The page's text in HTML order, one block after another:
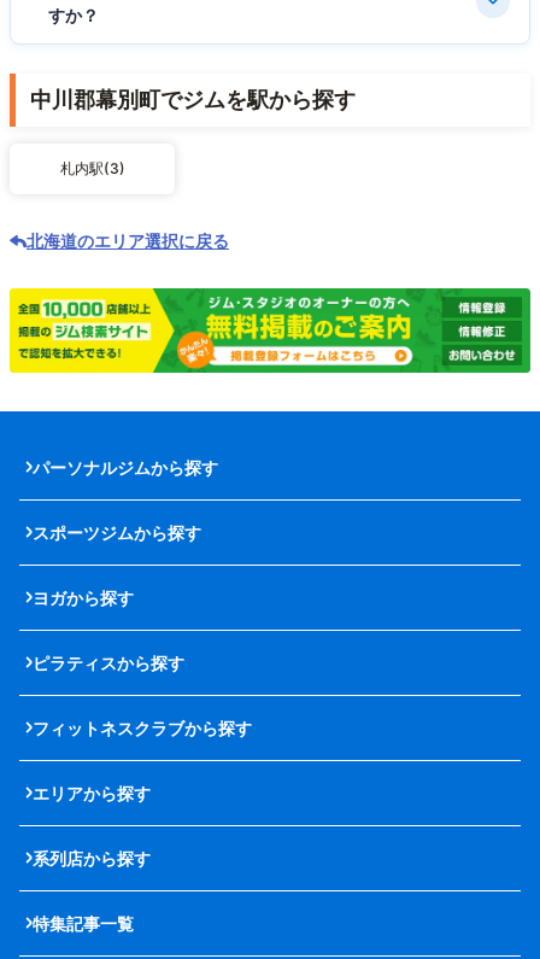
すか？
中川郡幕別町でジムを駅から探す
札内駅(3)
北海道のエリア選択に戻る
パーソナルジムから探す
スポーツジムから探す
ヨガから探す
ピラティスから探す
フィットネスクラブから探す
エリアから探す
系列店から探す
特集記事一覧